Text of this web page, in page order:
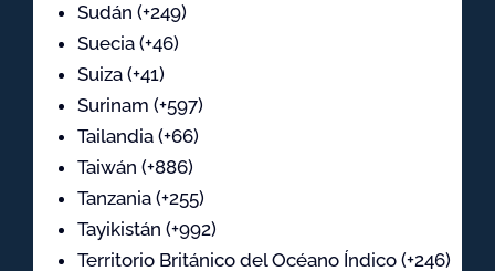
Sudán (+249)
Suecia (+46)
Suiza (+41)
Surinam (+597)
Tailandia (+66)
Taiwán (+886)
Tanzania (+255)
Tayikistán (+992)
Territorio Británico del Océano Índico (+246)